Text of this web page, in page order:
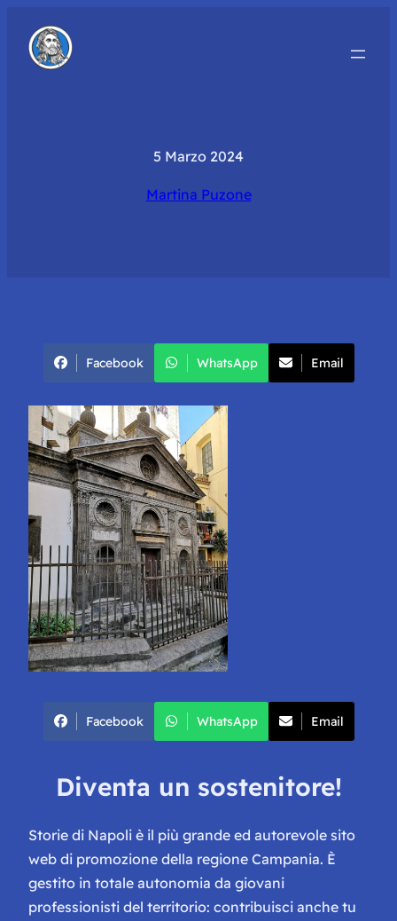
5 Marzo 2024
Martina Puzone
Facebook WhatsApp Email
Facebook WhatsApp Email
Diventa un sostenitore!
Storie di Napoli è il più grande ed autorevole sito
web di promozione della regione Campania. È
gestito in totale autonomia da giovani
professionisti del territorio: contribuisci anche tu